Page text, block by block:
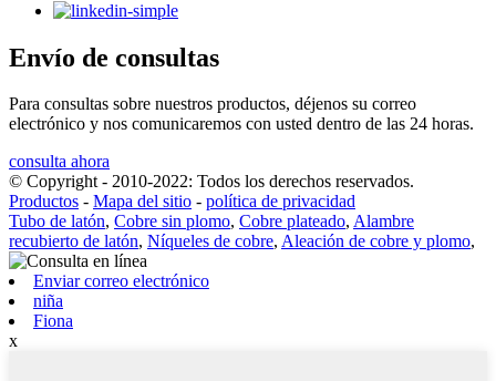
Envío de consultas
Para consultas sobre nuestros productos, déjenos su correo
electrónico y nos comunicaremos con usted dentro de las 24 horas.
consulta ahora
© Copyright - 2010-2022: Todos los derechos reservados.
Productos - Mapa del sitio - política de privacidad
Tubo de latón, Cobre sin plomo, Cobre plateado, Alambre
recubierto de latón, Níqueles de cobre, Aleación de cobre y plomo,
Enviar correo electrónico
niña
Fiona
x